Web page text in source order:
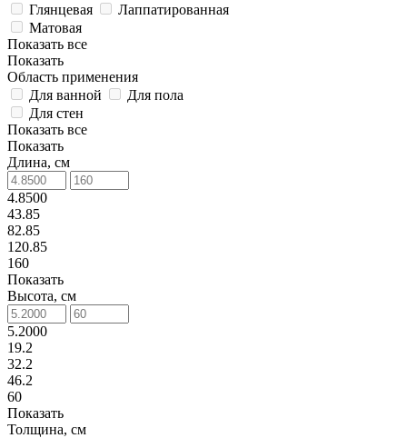
Глянцевая
Лаппатированная
Матовая
Показать все
Показать
Область применения
Для ванной
Для пола
Для стен
Показать все
Показать
Длина, см
4.8500
43.85
82.85
120.85
160
Показать
Высота, см
5.2000
19.2
32.2
46.2
60
Показать
Толщина, см